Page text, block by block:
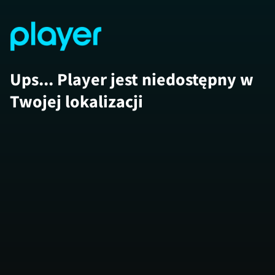
Ups... Player jest niedostępny w
Twojej lokalizacji